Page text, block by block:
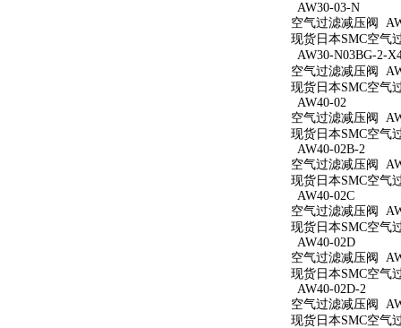
AW30-03-N
空气过滤减压阀
现货日本SMC空气
AW30-N03BG-2-
空气过滤减压阀
现货日本SMC空气
AW40-02
空气过滤减压阀
现货日本SMC空气
AW40-02B-2
空气过滤减压阀
现货日本SMC空气
AW40-02C
空气过滤减压阀
现货日本SMC空气
AW40-02D
空气过滤减压阀
现货日本SMC空气
AW40-02D-2
空气过滤减压阀
现货日本SMC空气